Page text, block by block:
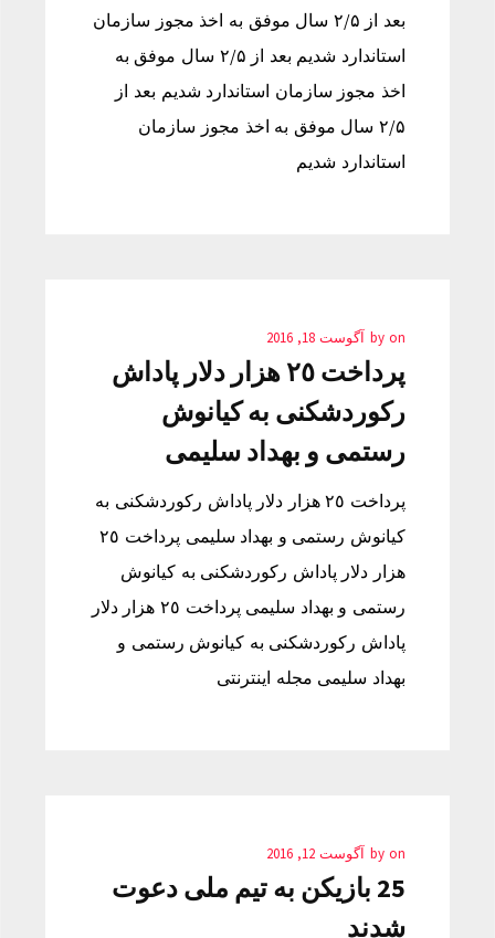
بعد از ۲/۵ سال موفق به اخذ مجوز سازمان
استاندارد شدیم بعد از ۲/۵ سال موفق به
اخذ مجوز سازمان استاندارد شدیم بعد از
۲/۵ سال موفق به اخذ مجوز سازمان
استاندارد شدیم
by on آگوست 18, 2016
پرداخت ٢٥ هزار دلار پاداش
رکوردشکنی به کیانوش
رستمی و بهداد سلیمی
پرداخت ٢٥ هزار دلار پاداش رکوردشکنی به
کیانوش رستمی و بهداد سلیمی پرداخت ٢٥
هزار دلار پاداش رکوردشکنی به کیانوش
رستمی و بهداد سلیمی پرداخت ٢٥ هزار دلار
پاداش رکوردشکنی به کیانوش رستمی و
بهداد سلیمی مجله اینترنتی
by on آگوست 12, 2016
25 بازیکن به تیم ملی دعوت
شدند